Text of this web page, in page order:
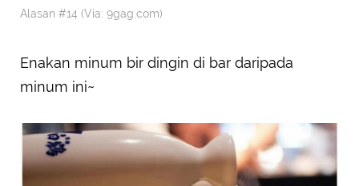
Alasan #14 (Via: 9gag.com)
Enakan minum bir dingin di bar daripada
minum ini~